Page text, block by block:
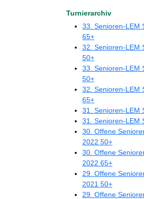
Turnierarchiv
33. Senioren-LEM
65+
32. Senioren-LEM
50+
33. Senioren-LEM
50+
32. Senioren-LEM
65+
31. Senioren-LEM
31. Senioren-LEM
30. Offene
2022 50+
30. Offene
2022 65+
29. Offene
2021 50+
29. Offene